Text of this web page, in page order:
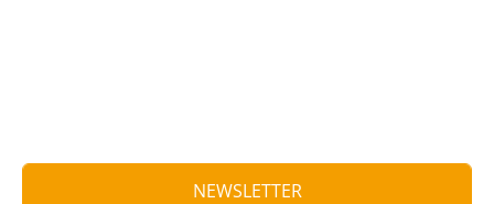
NEWSLETTER